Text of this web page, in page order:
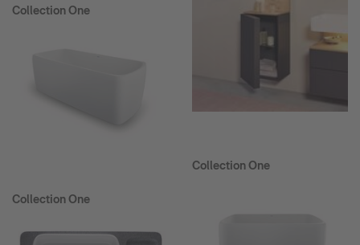
Collection One
Collection One
Collection One